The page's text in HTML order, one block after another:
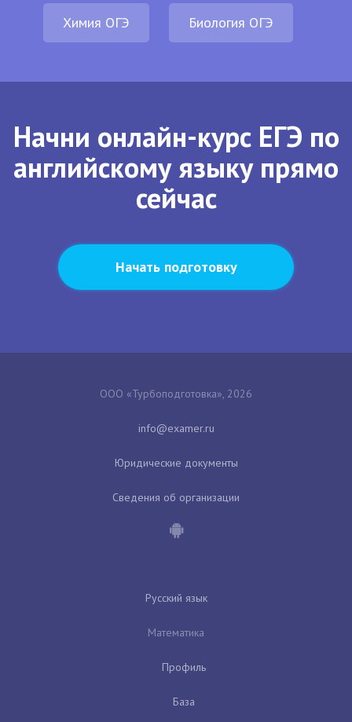
Химия ОГЭ Биология ОГЭ
Начни онлайн-курс ЕГЭ по
английскому языку прямо
сейчас
Начать подготовку
ООО «Турбоподготовка», 2026
Юридические документы
Сведения об организации
Русский язык
Математика
Профиль
База